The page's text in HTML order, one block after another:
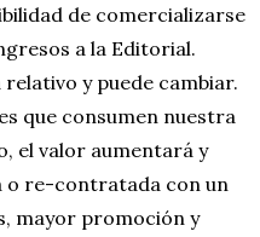
de comercializarse
a la Editorial.
y puede cambiar.
que consumen nuestra
el valor aumentará y
o re-contratada con un
mayor promoción y